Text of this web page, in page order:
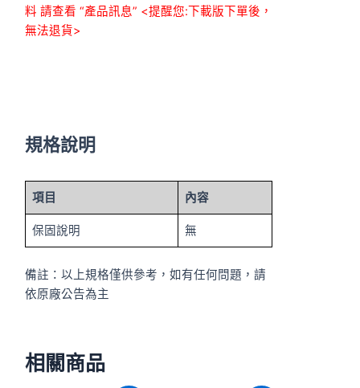
料 請查看 “產品訊息” <提醒您:下載版下單後，
無法退貨>
規格說明
項目 內容
保固說明 無
備註：以上規格僅供參考，如有任何問題，請
依原廠公告為主
相關商品